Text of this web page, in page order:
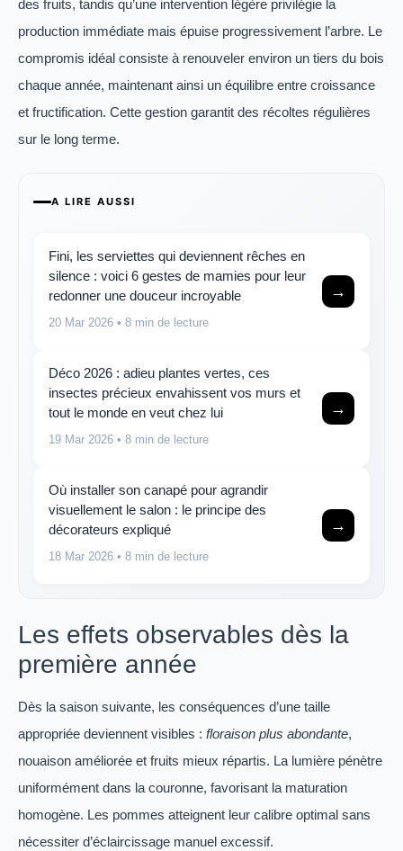
des fruits, tandis qu’une intervention légère privilégie la
production immédiate mais épuise progressivement l’arbre. Le
compromis idéal consiste à renouveler environ un tiers du bois
chaque année, maintenant ainsi un équilibre entre croissance
et fructification. Cette gestion garantit des récoltes régulières
sur le long terme.
A LIRE AUSSI
Fini, les serviettes qui deviennent rêches en
silence : voici 6 gestes de mamies pour leur
redonner une douceur incroyable
20 Mar 2026 • 8 min de lecture
→
Déco 2026 : adieu plantes vertes, ces
insectes précieux envahissent vos murs et
tout le monde en veut chez lui
19 Mar 2026 • 8 min de lecture
→
Où installer son canapé pour agrandir
visuellement le salon : le principe des
décorateurs expliqué
18 Mar 2026 • 8 min de lecture
→
Les effets observables dès la
première année
Dès la saison suivante, les conséquences d’une taille
appropriée deviennent visibles : floraison plus abondante,
nouaison améliorée et fruits mieux répartis. La lumière pénètre
uniformément dans la couronne, favorisant la maturation
homogène. Les pommes atteignent leur calibre optimal sans
nécessiter d’éclaircissage manuel excessif.